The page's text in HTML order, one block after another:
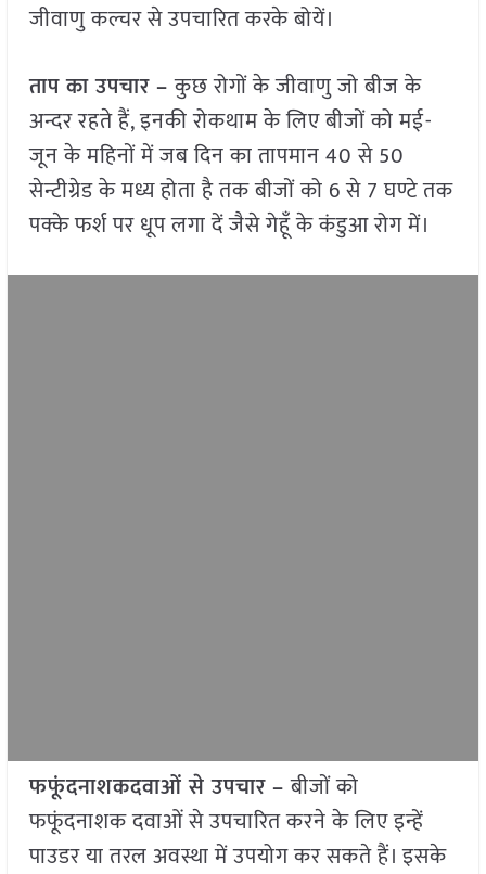
जीवाणु कल्चर से उपचारित करके बोयें।
ताप का उपचार –कुछ रोगों के जीवाणु जो बीज के
अन्दर रहते हैं, इनकी रोकथाम के लिए बीजों को मई-
जून के महिनों में जब दिन का तापमान 40 से 50
सेन्टीग्रेड के मध्य होता है तक बीजों को 6 से 7 घण्टे तक
पक्के फर्श पर धूप लगा दें जैसे गेहूँ के कंडुआ रोग में।
फफूंदनाशकदवाओं से उपचार –बीजों को
फफूंदनाशक दवाओं से उपचारित करने के लिए इन्हें
पाउडर या तरल अवस्था में उपयोग कर सकते हैं। इसके